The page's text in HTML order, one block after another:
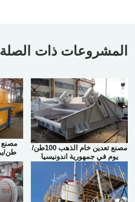
المشروعات ذات الصلة
طن/
مصنع تعدين خام الذهب 100طن/
يوم في جمهورية اندونيسيا